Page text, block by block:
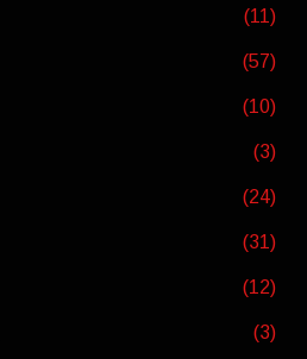
(11)
(57)
(10)
(3)
(24)
(31)
(12)
(3)